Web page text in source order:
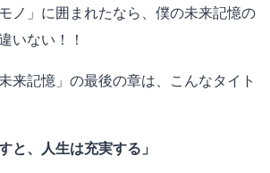
ノ」に囲まれたなら、僕の未来記憶の
いない！！
来記憶」の最後の章は、こんなタイト
と、人生は充実する」